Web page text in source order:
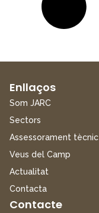
Enllaços
Som JARC
Sectors
Assessorament tècnic
Veus del Camp
Actualitat
Contacta
Contacte